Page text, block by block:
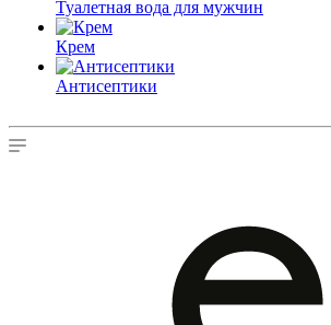
Туалетная вода для мужчин
Крем
Антисептики